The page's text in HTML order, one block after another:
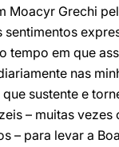
Moacyr Grechi
sentimentos
tempo em que
nas
sustente e
– muitas vezes
– para levar a